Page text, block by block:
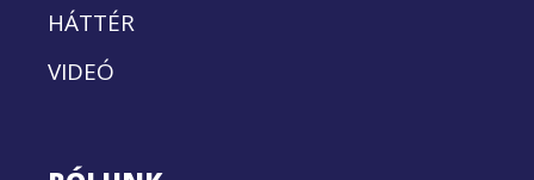
HÁTTÉR
VIDEÓ